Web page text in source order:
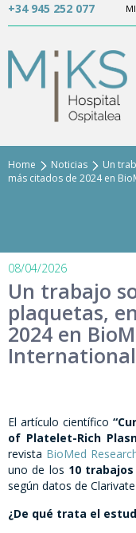
+34 945 252 077
Home Noticias
Un
más citados de 2024 en
08/04/2026
Un trabajo
plaquetas,
2024 en
International
El artículo científico
of Platelet-Rich
revista BioMed
uno de los 10
según datos de
¿De qué trata el